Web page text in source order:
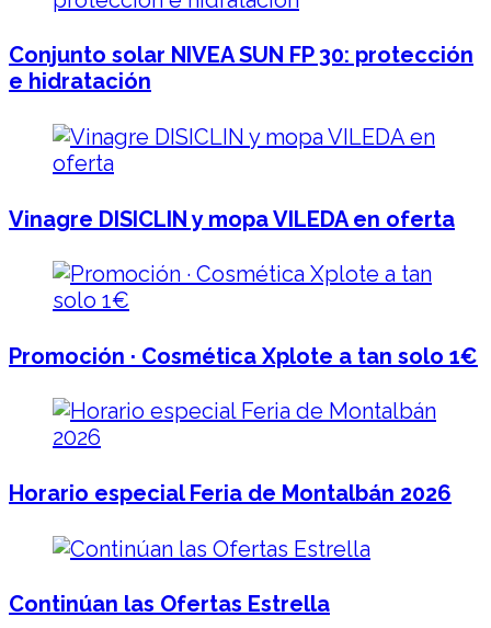
Conjunto solar NIVEA SUN FP 30: protección
e hidratación
Vinagre DISICLIN y mopa VILEDA en oferta
Promoción · Cosmética Xplote a tan solo 1€
Horario especial Feria de Montalbán 2026
Continúan las Ofertas Estrella